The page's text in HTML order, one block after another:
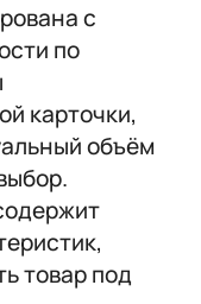
с
по
карточки,
объём
товар под